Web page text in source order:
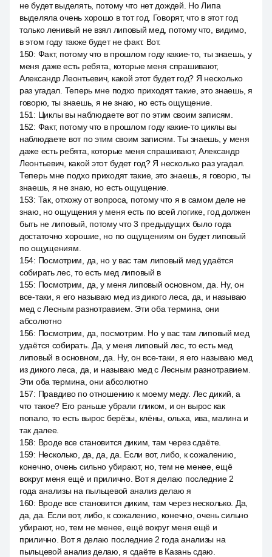
не будет выделять, потому что нет дождей. Но Липа
выделяла очень хорошо в тот год. Говорят, что в этот год
только ленивый не взял липовый мед, потому что, видимо,
в этом году также будет не факт. Вот.
150: Факт, потому что в прошлом году какие-то, ты знаешь, у
меня даже есть ребята, которые меня спрашивают,
Александр Леонтьевич, какой этот будет год? Я несколько
раз угадал. Теперь мне подхо приходят такие, это знаешь, я
говорю, ты знаешь, я не знаю, но есть ощущение.
151 : Циклы вы наблюдаете вот по этим своим записям.
152: Факт, потому что в прошлом году какие-то циклы вы
наблюдаете вот по этим своим записям. Ты знаешь, у меня
даже есть ребята, которые меня спрашивают, Александр
Леонтьевич, какой этот будет год? Я несколько раз угадал.
Теперь мне подхо приходят такие, это знаешь, я говорю, ты
знаешь, я не знаю, но есть ощущение.
153: Так, отхожу от вопроса, потому что я в самом деле не
знаю, но ощущения у меня есть по всей логике, год должен
быть не липовый, потому что 3 предыдущих было года
достаточно хорошие, но по ощущениям он будет липовый
по ощущениям.
154: Посмотрим, да, но у вас там липовый мед удаётся
собирать лес, то есть мед липовый в
155: Посмотрим, да, у меня липовый основном, да. Ну, он
все-таки, я его называю мед из дикого леса, да, и называю
мед с Лесным разнотравием. Эти оба термина, они
абсолютно
156: Посмотрим, да, посмотрим. Но у вас там липовый мед
удаётся собирать. Да, у меня липовый лес, то есть мед
липовый в основном, да. Ну, он все-таки, я его называю мед
из дикого леса, да, и называю мед с Лесным разнотравием.
Эти оба термина, они абсолютно
157: Правдиво по отношению к моему меду. Лес дикий, а
что такое? Его раньше убрали гликом, и он вырос как
попало, то есть вырос берёзы, клёны, ольха, ива, малина и
так далее.
158: Вроде все становится диким, там через сдаёте.
159: Несколько, да, да, да. Если вот, либо, к сожалению,
конечно, очень сильно убирают, но, тем не менее, ещё
вокруг меня ещё и прилично. Вот я делаю последние 2
года анализы на пыльцевой анализ делаю я
160: Вроде все становится диким, там через несколько. Да,
да, да. Если вот, либо, к сожалению, конечно, очень сильно
убирают, но, тем не менее, ещё вокруг меня ещё и
прилично. Вот я делаю последние 2 года анализы на
пыльцевой анализ делаю, я сдаёте в Казань сдаю.